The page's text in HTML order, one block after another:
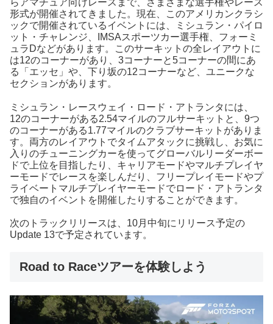
らアマチュア向けレースまで、さまざまな選手権やレース
形式が開催されてきました。現在、このアメリカンクラシ
ックで開催されているイベントには、ミシュラン・パイロ
ット・チャレンジ、IMSAスポーツカー選手権、フォーミ
ュラDなどがあります。このサーキットの全レイアウトに
は12のコーナーがあり、3コーナーと5コーナーの間にあ
る「エッセ」や、下り坂の12コーナーなど、ユニークな
セクションがあります。
ミシュラン・レースウェイ・ロード・アトランタには、
12のコーナーがある2.54マイルのフルサーキットと、9つ
のコーナーがある1.77マイルのクラブサーキットがありま
す。両方のレイアウトでタイムアタックに挑戦し、お気に
入りのチューニングカーを使ってグローバルリーダーボー
ドで上位を目指したり、キャリアモードやマルチプレイヤ
ーモードでレースを楽しんだり、フリープレイモードやプ
ライベートマルチプレイヤーモードでロード・アトランタ
で独自のイベントを開催したりすることができます。
次のトラックリリースは、10月中旬にリリース予定の
Update 13で予定されています。
Road to Raceツアーを体験しよう